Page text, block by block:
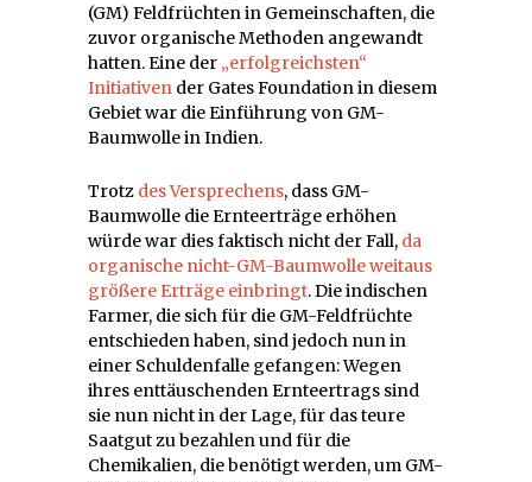
(GM) Feldfrüchten in Gemeinschaften, die
zuvor organische Methoden angewandt
hatten. Eine der „erfolgreichsten“
Initiativen der Gates Foundation in diesem
Gebiet war die Einführung von GM-
Baumwolle in Indien.
Trotz des Versprechens, dass GM-
Baumwolle die Ernteerträge erhöhen
würde war dies faktisch nicht der Fall, da
organische nicht-GM-Baumwolle weitaus
größere Erträge einbringt. Die indischen
Farmer, die sich für die GM-Feldfrüchte
entschieden haben, sind jedoch nun in
einer Schuldenfalle gefangen: Wegen
ihres enttäuschenden Ernteertrags sind
sie nun nicht in der Lage, für das teure
Saatgut zu bezahlen und für die
Chemikalien, die benötigt werden, um GM-